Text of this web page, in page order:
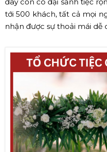
Phòng khánh tiết